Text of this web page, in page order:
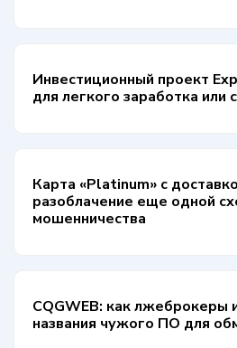
Инвестиционный проект
для легкого заработка или
Карта «Platinum» с
разоблачение еще одной
мошенничества
CQGWEB: как лжеброкеры
названия чужого ПО для